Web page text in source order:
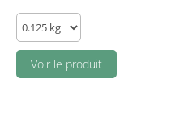
Lotion
corps
Oneka
Voir le produit